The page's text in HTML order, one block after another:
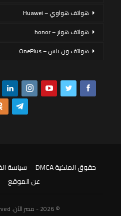
هواتف هواوي – Huawei
هواتف هونر – honor
هواتف ون بلس – OnePlus
حقوق الملكية DMCA سياسة
عن الموقع
© 2026 - مصر الآن. All Rights Reserved